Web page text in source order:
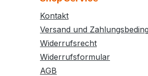
Kontakt
Versand und
Widerrufsrecht
Widerrufsformular
AGB